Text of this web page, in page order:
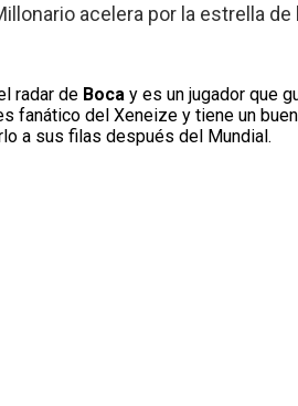
acelera por la estrella
radar de Boca y es un jugador que
fanático del Xeneize y tiene un
a sus filas después del Mundial.